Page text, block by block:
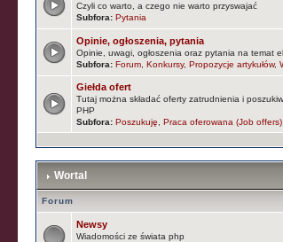
Czyli co warto, a czego nie warto przyswajać
Subfora: Pytania
Opinie, ogłoszenia, pytania
Opinie, uwagi, ogłoszenia oraz pytania na temat
Subfora: Forum ,Konkursy,Propozycje artykułów,
Giełda ofert
Tutaj można składać oferty zatrudnienia i
PHP
Subfora: Poszukuję ,Praca oferowana (Job offers)
Wortal
Forum
Newsy
Wiadomości ze świata php